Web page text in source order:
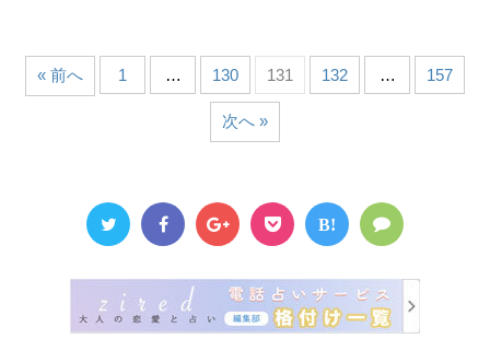
« 前へ 1 … 130 131 132 … 157
次へ »
B!